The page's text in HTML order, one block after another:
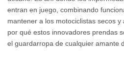
entran en juego, combinando
mantener a los motociclistas secos
por qué estos innovadores prendas
el guardarropa de cualquier amante